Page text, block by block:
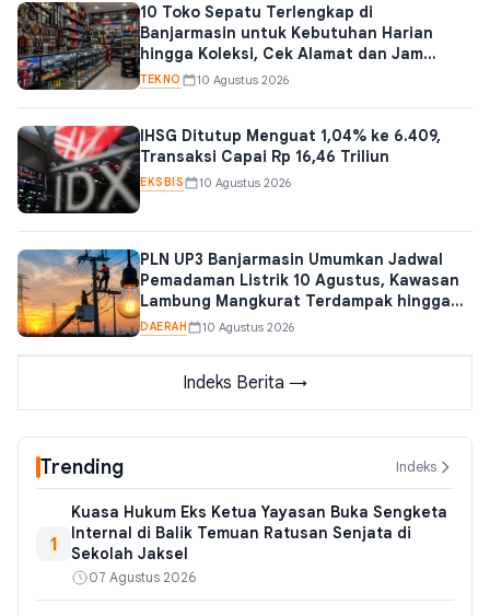
10 Toko Sepatu Terlengkap di
Banjarmasin untuk Kebutuhan Harian
hingga Koleksi, Cek Alamat dan Jam
Bukanya
TEKNO 10 Agustus 2026
IHSG Ditutup Menguat 1,04% ke 6.409,
Transaksi Capai Rp 16,46 Triliun
EKSBIS 10 Agustus 2026
PLN UP3 Banjarmasin Umumkan Jadwal
Pemadaman Listrik 10 Agustus, Kawasan
Lambung Mangkurat Terdampak hingga
Dini Hari
DAERAH 10 Agustus 2026
Indeks Berita →
Trending Indeks
1
Kuasa Hukum Eks Ketua Yayasan Buka Sengketa
Internal di Balik Temuan Ratusan Senjata di
Sekolah Jaksel
07 Agustus 2026